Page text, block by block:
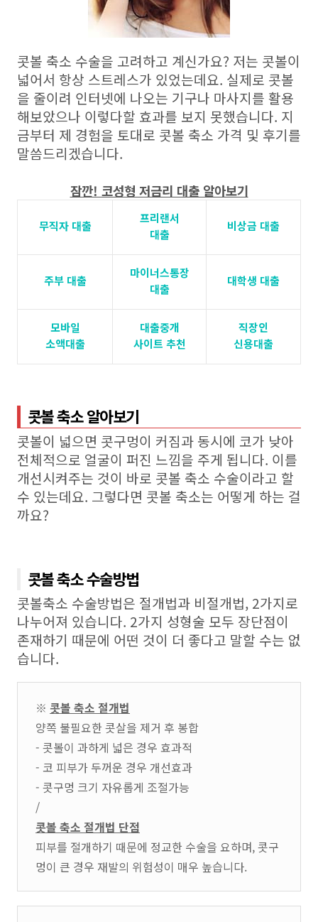
콧볼 축소 수술을 고려하고 계신가요? 저는 콧볼이
넓어서 항상 스트레스가 있었는데요. 실제로 콧볼
을 줄이려 인터넷에 나오는 기구나 마사지를 활용
해보았으나 이렇다할 효과를 보지 못했습니다. 지
금부터 제 경험을 토대로 콧볼 축소 가격 및 후기를
말씀드리겠습니다.
잠깐! 코성형 저금리 대출 알아보기
무직자 대출
프리랜서
대출
비상금 대출
주부 대출
마이너스통장
대출
대학생 대출
모바일
소액대출
대출중개
사이트 추천
직장인
신용대출
콧볼 축소 알아보기
콧볼이 넓으면 콧구멍이 커짐과 동시에 코가 낮아
전체적으로 얼굴이 퍼진 느낌을 주게 됩니다. 이를
개선시켜주는 것이 바로 콧볼 축소 수술이라고 할
수 있는데요. 그렇다면 콧볼 축소는 어떻게 하는 걸
까요?
콧볼 축소 수술방법
콧볼축소 수술방법은 절개법과 비절개법, 2가지로
나누어져 있습니다. 2가지 성형술 모두 장단점이
존재하기 때문에 어떤 것이 더 좋다고 말할 수는 없
습니다.
※ 콧볼 축소 절개법
양쪽 불필요한 콧살을 제거 후 봉합
- 콧볼이 과하게 넓은 경우 효과적
- 코 피부가 두꺼운 경우 개선효과
- 콧구멍 크기 자유롭게 조절가능
/
콧볼 축소 절개법 단점
피부를 절개하기 때문에 정교한 수술을 요하며, 콧구
멍이 큰 경우 재발의 위험성이 매우 높습니다.